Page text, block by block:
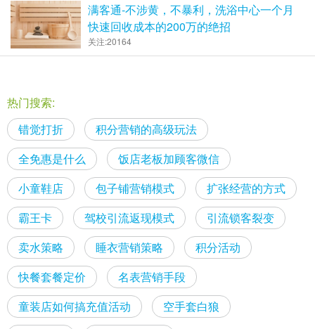
满客通-不涉黄，不暴利，洗浴中心一个月
快速回收成本的200万的绝招
关注:20164
热门搜索:
错觉打折
积分营销的高级玩法
全免惠是什么
饭店老板加顾客微信
小童鞋店
包子铺营销模式
扩张经营的方式
霸王卡
驾校引流返现模式
引流锁客裂变
卖水策略
睡衣营销策略
积分活动
快餐套餐定价
名表营销手段
童装店如何搞充值活动
空手套白狼